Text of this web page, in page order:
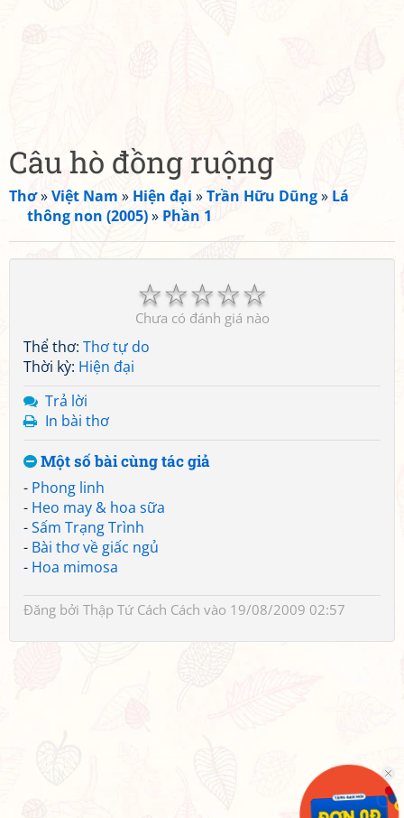
Câu hò đồng ruộng
Thơ»Việt Nam » Hiện đại »Trần Hữu Dũng» Lá
thông non (2005)» Phần 1
☆
☆
☆
☆
☆
Chưa có đánh giá nào
Thể thơ: Thơ tự do
Thời kỳ: Hiện đại
Trả lời
In bài thơ
Một số bài cùng tác giả
- Phong linh
- Heo may & hoa sữa
-Sấm Trạng Trình
- Bài thơ về giấc ngủ
- Hoa mimosa
Đăng bởi Thập Tứ Cách Cách vào 19/08/2009 02:57